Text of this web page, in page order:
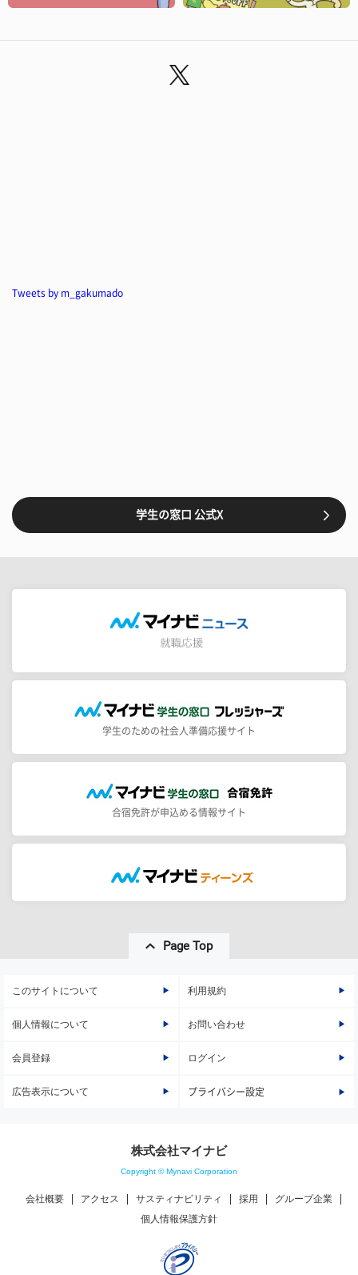
Tweets by m_gakumado
学生の窓口 公式X
学生のための社会人準備応援サイト
合宿免許が申込める情報サイト
Page Top
このサイトについて 利用規約
個人情報について お問い合わせ
会員登録 ログイン
広告表示について プライバシー設定
株式会社マイナビ
Copyright © Mynavi Corporation
会社概要 アクセス サスティナビリティ 採用
グループ企業
個人情報保護方針